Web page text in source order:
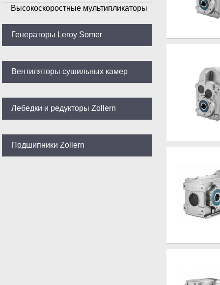
Высокоскоростные мультипликаторы
Генераторы Leroy Somer
Вентиляторы сушильных камер
Лебедки и редукторы Zollern
Подшипники Zollern